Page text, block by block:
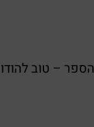
הספר – טוב